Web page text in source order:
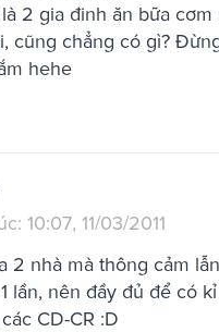
2 gia đinh ăn bữa cơm
cũng chẳng có gì?
hehe
10:07, 11/03/2011
2 nhà mà thông cảm
lần, nên đầy đủ để có
CD-CR :D